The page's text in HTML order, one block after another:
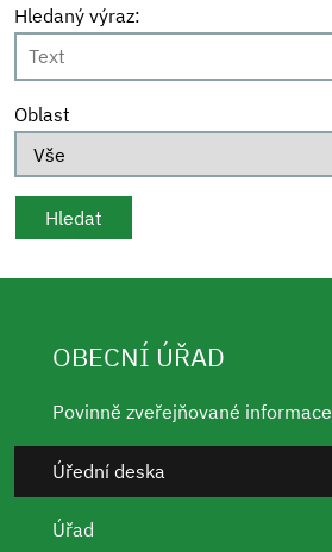
Hledaný výraz:
Oblast
OBECNÍ ÚŘAD
Povinně zveřejňované informace
Úřední deska
Úřad